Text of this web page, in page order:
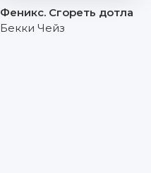
Феникс. Сгореть дотла
Бекки Чейз